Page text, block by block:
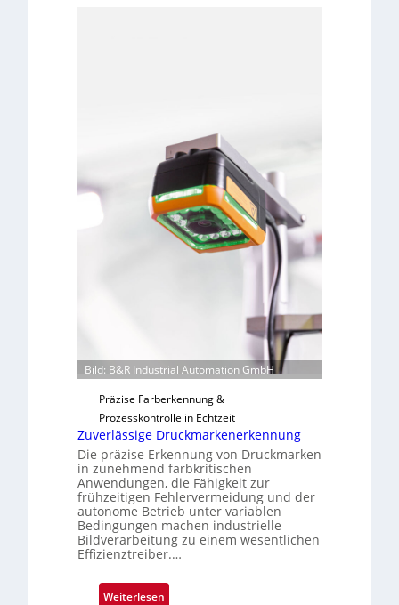
n
a
i
l
b
a
t
F
g
u
s
Bild: B&R Industrial Automation GmbH
Präzise Farberkennung &
Prozesskontrolle in Echtzeit
Zuverlässige Druckmarkenerkennung
Die präzise Erkennung von Druckmarken
in zunehmend farbkritischen
Anwendungen, die Fähigkeit zur
frühzeitigen Fehlervermeidung und der
autonome Betrieb unter variablen
Bedingungen machen industrielle
Bildverarbeitung zu einem wesentlichen
Effizienztreiber.…
Weiterlesen: